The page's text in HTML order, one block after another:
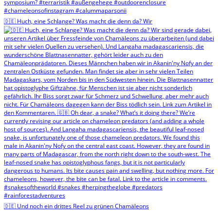
🇩🇪 Huch, eine Schlange? Was macht die denn da? Wir
🇩🇪 Und noch ein drittes Reel zu grünen Chamäleons